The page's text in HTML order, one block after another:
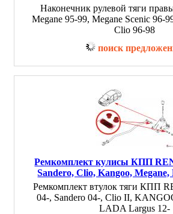
Наконечник рулевой тяги
Megane 95-99, Megane Scenic 96-
Clio 96-98
поиск
Ремкомплект кулисы КПП
Sandero, Clio, Kangoo,
Ремкомплект втулок тяги КПП
04-, Sandero 04-, Clio II,
LADA Largus 12-